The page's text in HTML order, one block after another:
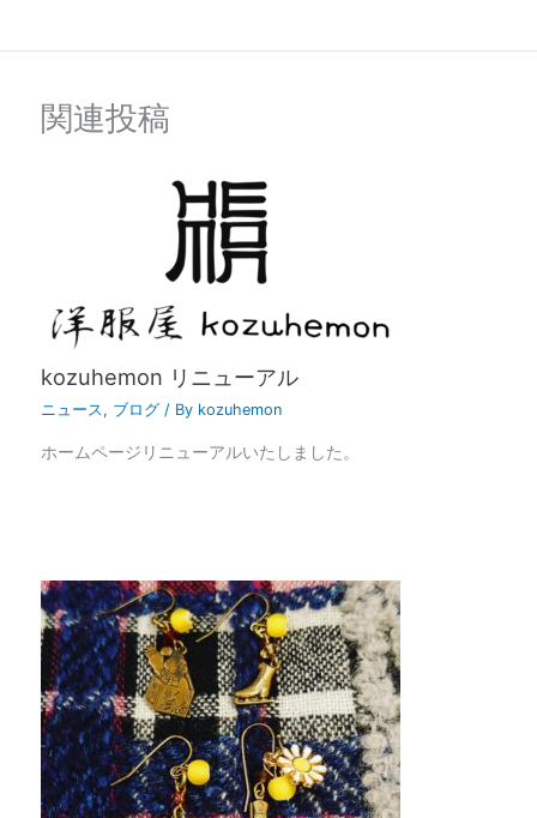
関連投稿
kozuhemon リニューアル
ニュース, ブログ / By kozuhemon
ホームページリニューアルいたしました。